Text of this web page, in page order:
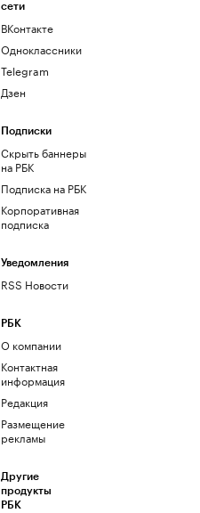
сети
ВКонтакте
Одноклассники
Telegram
Дзен
Подписки
Скрыть баннеры
на РБК
Подписка на РБК
Корпоративная
подписка
Уведомления
RSS Новости
РБК
О компании
Контактная
информация
Редакция
Размещение
рекламы
Другие
продукты
РБК